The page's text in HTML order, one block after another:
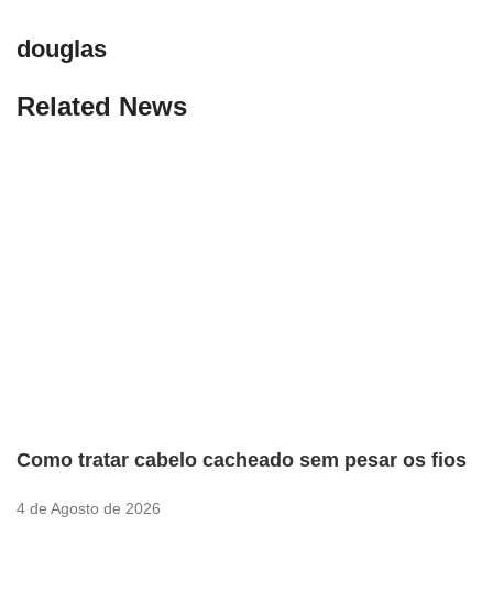
douglas
Related News
Como tratar cabelo cacheado sem pesar os fios
4 de Agosto de 2026